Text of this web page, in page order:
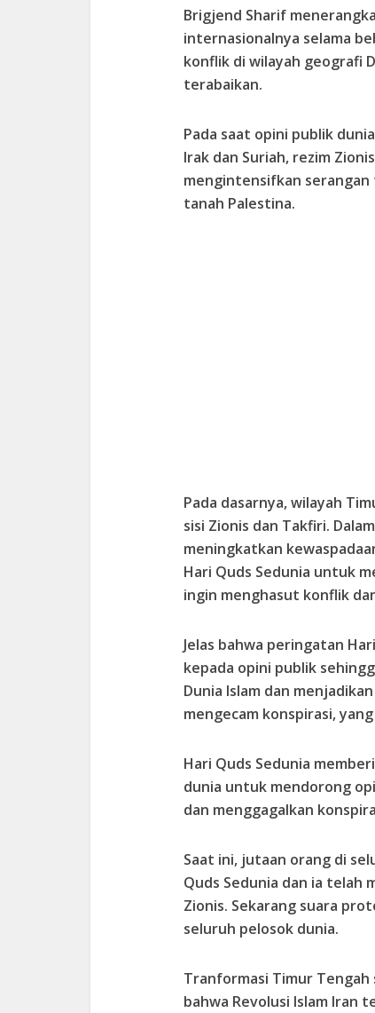
Brigjend Sharif
internasionalnya selama
konflik di wilayah geografi
terabaikan.
Pada saat opini publik
Irak dan Suriah, rezim
mengintensifkan
tanah Palestina.
Pada dasarnya, wilayah
sisi Zionis dan Takfiri.
meningkatkan
Hari Quds Sedunia untuk
ingin menghasut konflik
Jelas bahwa peringatan
kepada opini publik
Dunia Islam dan
mengecam konspirasi,
Hari Quds Sedunia
dunia untuk mendorong
dan menggagalkan
Saat ini, jutaan orang di
Quds Sedunia dan ia telah
Zionis. Sekarang suara
seluruh pelosok dunia.
Tranformasi Timur
bahwa Revolusi Islam Iran